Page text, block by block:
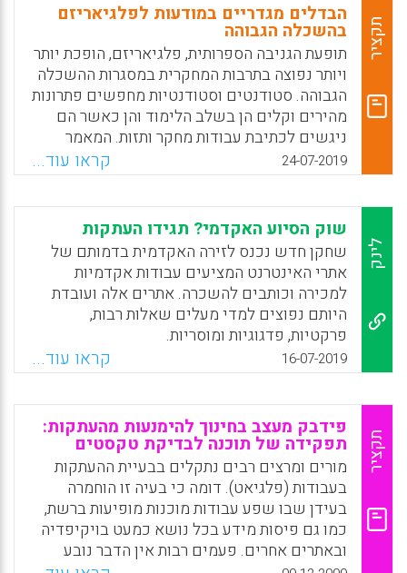
WhatsApp
Facebook
Email
X תקציר
הבדלים מגדריים במודעות לפלגיאריזם
בהשכלה הגבוהה
תופעת הגניבה הספרותית, פלגיאריזם, הופכת יותר
ויותר נפוצה בתרבות המחקרית במסגרות ההשכלה
הגבוהה. סטודנטים וסטודנטיות מחפשים פתרונות
מהירים וקלים הן בשלב הלימוד והן כאשר הם
ניגשים לכתיבת עבודות מחקר ותזות. המאמר
עוסק בהבדלים המגדריים במודעות
(Awareness) לפלגיאט בקרב סטודנטים
וסטודנטיות. ההבדלים המגדריים במודעות
לפלגיאט נותחו הן באופן כללי והן בתוך כמה
הקשרים חברתיים וכלכליים רלוונטיים כגון רמת
חיי החברה של הסטודנט, אופן המגורים (עם
הורים/סבים/במעונות סטודנטים), מוטיבציה
ללימוד ועבודה במהלך הלימודים.
WhatsApp
Facebook
Email
X
24-07-2019 קראו עוד...
לינק
שוק הסיוע האקדמי? תגידו העתקות
שחקן חדש נכנס לזירה האקדמית בדמותם של
אתרי האינטרנט המציעים עבודות אקדמיות
למכירה וכותבים להשכרה. אתרים אלה ועובדת
היותם נפוצים למדי מעלים שאלות רבות,
פרקטיות, פדגוגיות ומוסריות.
WhatsApp
Facebook
Email
X 16-07-2019 קראו עוד...
תקציר
פידבק מעצב בחינוך להימנעות מהעתקות:
תפקידה של תוכנה לבדיקת טקסטים
מורים ומרצים רבים נתקלים בבעיית ההעתקות
בעבודות (פלגיאט). דומה כי בעיה זו הוחמרה
בעידן שבו שפע עבודות מוכנות מופיעות ברשת,
כמו גם פיסות מידע בכל נושא כמעט בויקיפדיה
ובאתרים אחרים. פעמים רבות אין הדבר נובע